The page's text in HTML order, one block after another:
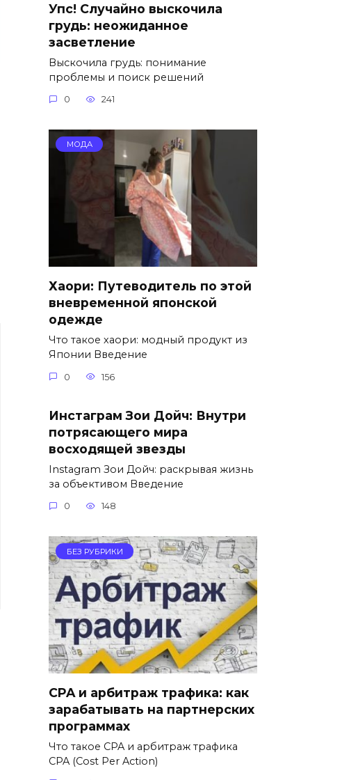
Упс! Случайно выскочила
грудь: неожиданное
засветление
Выскочила грудь: понимание
проблемы и поиск решений
0 241
МОДА
Хаори: Путеводитель по этой
вневременной японской
одежде
Что такое хаори: модный продукт из
Японии Введение
0 156
Инстаграм Зои Дойч: Внутри
потрясающего мира
восходящей звезды
Instagram Зои Дойч: раскрывая жизнь
за объективом Введение
0 148
БЕЗ РУБРИКИ
CPA и арбитраж трафика: как
зарабатывать на партнерских
программах
Что такое CPA и арбитраж трафика
CPA (Cost Per Action)